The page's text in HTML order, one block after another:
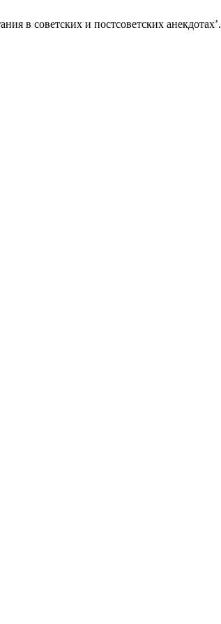
в советских и постсоветских анекдотах’.